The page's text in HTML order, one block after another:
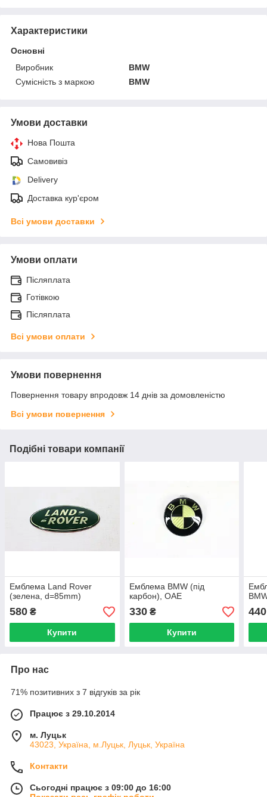
Характеристики
Основні
Виробник
BMW
Сумісність з маркою
BMW
Умови доставки
Нова Пошта
Самовивіз
Delivery
Доставка кур'єром
Всі умови доставки
Умови оплати
Післяплата
Готівкою
Післяплата
Всі умови оплати
Умови повернення
Повернення товару впродовж 14 днів за домовленістю
Всі умови повернення
Подібні товари компанії
Емблема Land Rover
(зелена, d=85mm)
580 ₴
Купити
Емблема BMW (під
карбон), ОАЕ
330₴
Купити
440
Про нас
71% позитивних з 7 відгуків за рік
Працює з 29.10.2014
м. Луцьк
43023, Україна, м.Луцьк, Луцьк, Україна
Контакти
Сьогодні працює з 09:00 до 16:00